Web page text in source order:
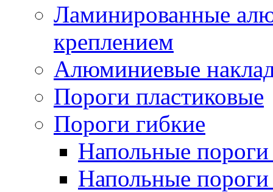
Ламинированные
креплением
Алюминиевые
Пороги пластиковые
Пороги гибкие
Напольные
Напольные